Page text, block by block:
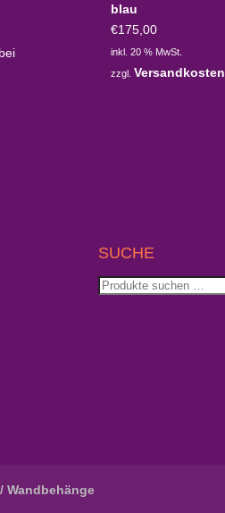
blau
€175,00
inkl. 20 % MwSt.
zzgl. Versandkosten
SUCHE
Suchen
Wandbehänge